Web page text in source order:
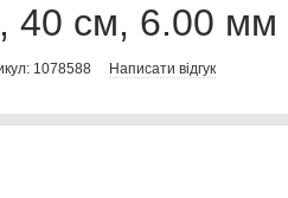
40 см, 6.00 мм
1078588 Написати відгук